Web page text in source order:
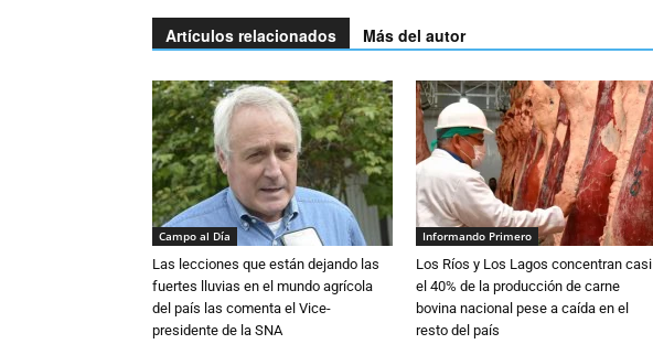
Artículos relacionados Más del autor
Campo al Día
Las lecciones que están dejando las
fuertes lluvias en el mundo agrícola
del país las comenta el Vice-
presidente de la SNA
Informando Primero
Los Ríos y Los Lagos concentran casi
el 40% de la producción de carne
bovina nacional pese a caída en el
resto del país